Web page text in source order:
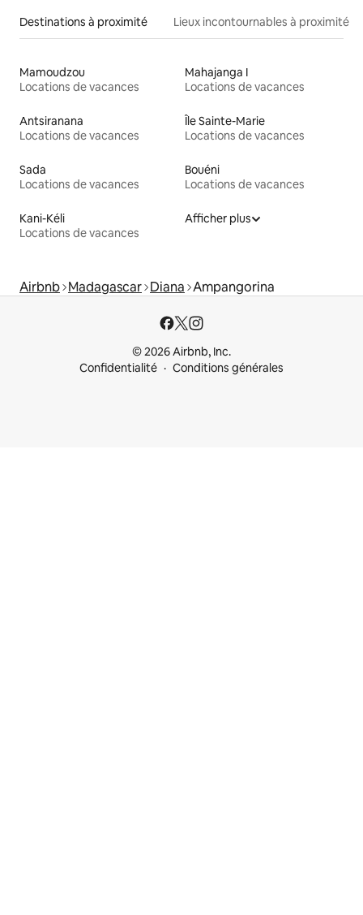
Destinations à proximité Lieux incontournables à proximité
Mamoudzou
Locations de vacances
Mahajanga I
Locations de vacances
Antsiranana
Locations de vacances
Île Sainte-Marie
Locations de vacances
Sada
Locations de vacances
Bouéni
Locations de vacances
Kani-Kéli
Locations de vacances
Afficher plus
Airbnb Madagascar Diana Ampangorina
© 2026 Airbnb, Inc.
Confidentialité
Conditions générales